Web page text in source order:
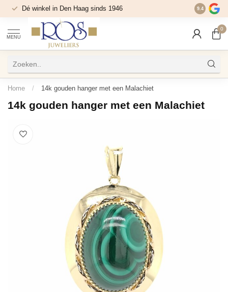
Dé winkel in Den Haag sinds 1946 9.4
MENU
0
Home / 14k gouden hanger met een Malachiet
14k gouden hanger met een Malachiet